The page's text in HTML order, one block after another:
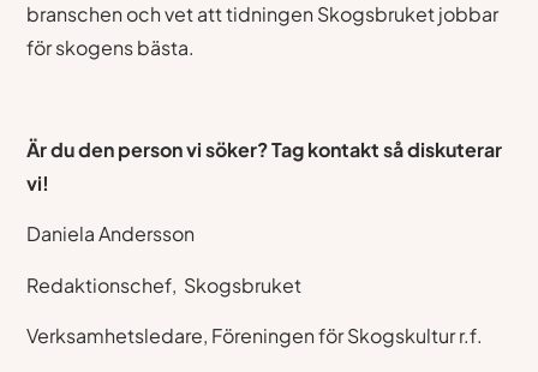
branschen och vet att tidningen Skogsbruket jobbar
för skogens bästa.
Är du den person vi söker? Tag kontakt så diskuterar
vi!
Daniela Andersson
Redaktionschef, Skogsbruket
Verksamhetsledare, Föreningen för Skogskultur r.f.